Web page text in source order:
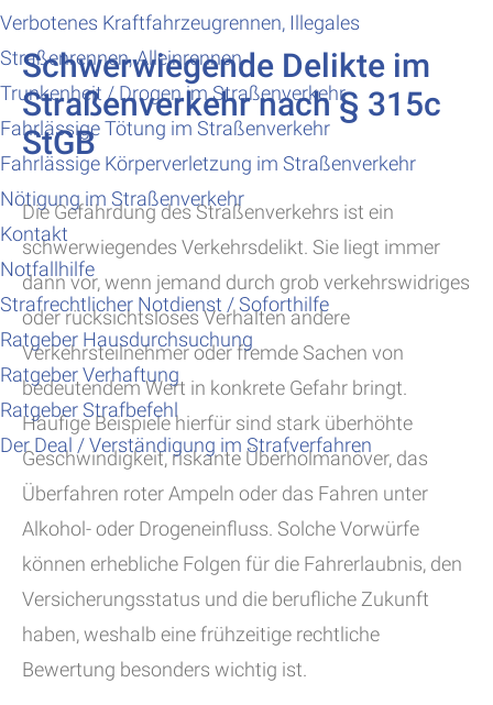
Verbotenes Kraftfahrzeugrennen, Illegales
Straßenrennen, Alleinrennen
Trunkenheit / Drogen im Straßenverkehr
Fahrlässige Tötung im Straßenverkehr
Fahrlässige Körperverletzung im Straßenverkehr
Nötigung im Straßenverkehr
Kontakt
Notfallhilfe
Strafrechtlicher Notdienst / Soforthilfe
Ratgeber Hausdurchsuchung
Ratgeber Verhaftung
Ratgeber Strafbefehl
Der Deal / Verständigung im Strafverfahren
Schwerwiegende Delikte im
Straßenverkehr nach § 315c
StGB
Die Gefährdung des Straßenverkehrs ist ein
schwerwiegendes Verkehrsdelikt. Sie liegt immer
dann vor, wenn jemand durch grob verkehrswidriges
oder rücksichtsloses Verhalten andere
Verkehrsteilnehmer oder fremde Sachen von
bedeutendem Wert in konkrete Gefahr bringt.
Häufige Beispiele hierfür sind stark überhöhte
Geschwindigkeit, riskante Überholmanöver, das
Überfahren roter Ampeln oder das Fahren unter
Alkohol- oder Drogeneinfluss. Solche Vorwürfe
können erhebliche Folgen für die Fahrerlaubnis, den
Versicherungsstatus und die berufliche Zukunft
haben, weshalb eine frühzeitige rechtliche
Bewertung besonders wichtig ist.